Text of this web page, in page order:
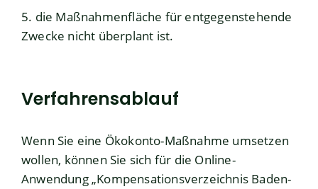
5. die Maßnahmenfläche für entgegenstehende
Zwecke nicht überplant ist.
Verfahrensablauf
Wenn Sie eine Ökokonto-Maßnahme umsetzen
wollen, können Sie sich für die Online-
Anwendung „Kompensationsverzeichnis Baden-